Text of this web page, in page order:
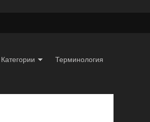
Категории Терминология